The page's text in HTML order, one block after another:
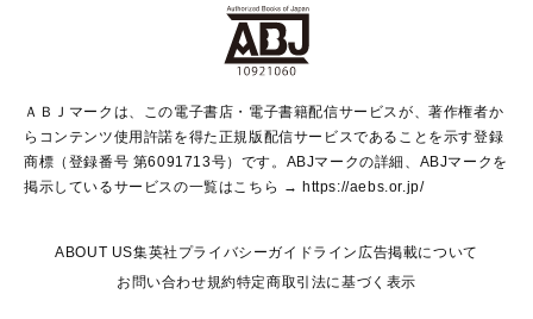
ジャンプルーキー！
ジャンプTOON
S-MANGA
集英社ジャンプリミックス
集英社コミック文庫
ウルトラジャンプ
リマコミ＋
マンガMeets
月刊オフィスユー
LEE
Marisol
T JAPAN:The New York Times Style Magazine
パラスポ＋！
青春と読書
アジア人物史
集英社新書
集英社新書プラス
よみタイ
ライトノベル・ノベライズ
集英社Webマガジン Cobalt
集英社オレンジ文庫
シフォン文庫
JUMP j BOOKS
集英社みらい文庫
S-KIDS.LAND
SHUEISHA MANGA-ART HERITAGE
HAPPY PLUS STORE
shueisha vox
SHOP Marisol
EDITOR'S LAB
ＡＢＪマークは、この電子書店・電子書籍配信サービスが、著作権者か
らコンテンツ使用許諾を得た正規版配信サービスであることを示す登録
商標（登録番号 第6091713号）です。ABJマークの詳細、ABJマークを
掲示しているサービスの一覧はこちら → https://aebs.or.jp/
ABOUT US集英社プライバシーガイドライン 広告掲載について
お問い合わせ規約特定商取引法に基づく表示